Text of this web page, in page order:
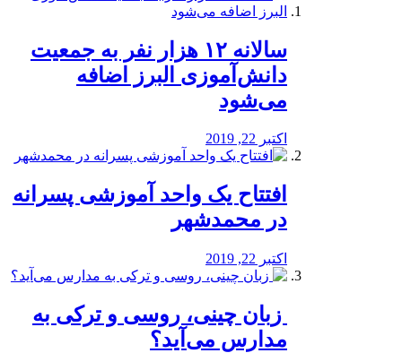
️سالانه ۱۲ هزار نفر به جمعیت
دانش‌آموزی البرز اضافه
می‌شود
اکتبر 22, 2019
افتتاح یک واحد آموزشی پسرانه
در محمدشهر
اکتبر 22, 2019
️ زبان چینی، روسی و ترکی به
مدارس می‌آید؟